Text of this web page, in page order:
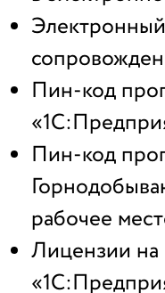
Пин-код
Пин-код
рабочее
Лицензии на